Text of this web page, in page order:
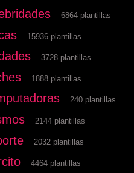
6864 plantillas
15936 plantillas
3728 plantillas
1888 plantillas
240 plantillas
2144 plantillas
2032 plantillas
4464 plantillas